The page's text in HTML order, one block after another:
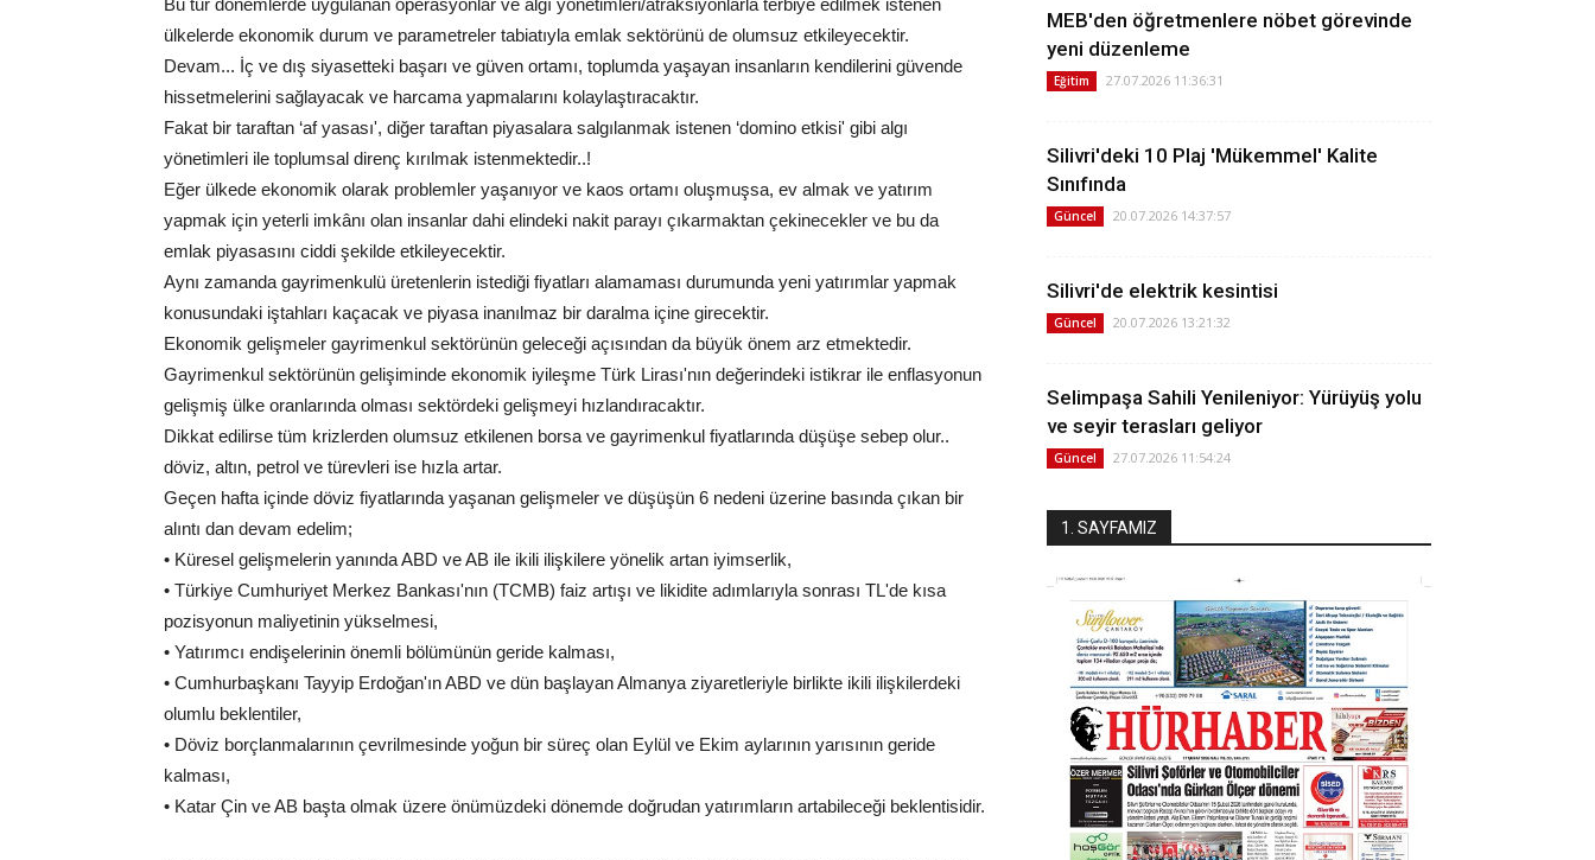
Bu tür dönemlerde uygulanan operasyonlar ve algı yönetimleri/atraksiyonlarla terbiye edilmek istenen
ülkelerde ekonomik durum ve parametreler tabiatıyla emlak sektörünü de olumsuz etkileyecektir.
Devam... İç ve dış siyasetteki başarı ve güven ortamı, toplumda yaşayan insanların kendilerini güvende
hissetmelerini sağlayacak ve harcama yapmalarını kolaylaştıracaktır.
Fakat bir taraftan ‘af yasası', diğer taraftan piyasalara salgılanmak istenen ‘domino etkisi' gibi algı
yönetimleri ile toplumsal direnç kırılmak istenmektedir..!
Eğer ülkede ekonomik olarak problemler yaşanıyor ve kaos ortamı oluşmuşsa, ev almak ve yatırım
yapmak için yeterli imkânı olan insanlar dahi elindeki nakit parayı çıkarmaktan çekinecekler ve bu da
emlak piyasasını ciddi şekilde etkileyecektir.
Aynı zamanda gayrimenkulü üretenlerin istediği fiyatları alamaması durumunda yeni yatırımlar yapmak
konusundaki iştahları kaçacak ve piyasa inanılmaz bir daralma içine girecektir.
Ekonomik gelişmeler gayrimenkul sektörünün geleceği açısından da büyük önem arz etmektedir.
Gayrimenkul sektörünün gelişiminde ekonomik iyileşme Türk Lirası'nın değerindeki istikrar ile enflasyonun
gelişmiş ülke oranlarında olması sektördeki gelişmeyi hızlandıracaktır.
Dikkat edilirse tüm krizlerden olumsuz etkilenen borsa ve gayrimenkul fiyatlarında düşüşe sebep olur..
döviz, altın, petrol ve türevleri ise hızla artar.
Geçen hafta içinde döviz fiyatlarında yaşanan gelişmeler ve düşüşün 6 nedeni üzerine basında çıkan bir
alıntı dan devam edelim;
• Küresel gelişmelerin yanında ABD ve AB ile ikili ilişkilere yönelik artan iyimserlik,
• Türkiye Cumhuriyet Merkez Bankası'nın (TCMB) faiz artışı ve likidite adımlarıyla sonrası TL'de kısa
pozisyonun maliyetinin yükselmesi,
• Yatırımcı endişelerinin önemli bölümünün geride kalması,
• Cumhurbaşkanı Tayyip Erdoğan'ın ABD ve dün başlayan Almanya ziyaretleriyle birlikte ikili ilişkilerdeki
olumlu beklentiler,
• Döviz borçlanmalarının çevrilmesinde yoğun bir süreç olan Eylül ve Ekim aylarının yarısının geride
kalması,
• Katar Çin ve AB başta olmak üzere önümüzdeki dönemde doğrudan yatırımların artabileceği beklentisidir.
MEB'den öğretmenlere nöbet görevinde
yeni düzenleme
Eğitim 27.07.2026 11:36:31
Silivri'deki 10 Plaj 'Mükemmel' Kalite
Sınıfında
Güncel 20.07.2026 14:37:57
Silivri'de elektrik kesintisi
Güncel 20.07.2026 13:21:32
Selimpaşa Sahili Yenileniyor: Yürüyüş yolu
ve seyir terasları geliyor
Güncel 27.07.2026 11:54:24
1. SAYFAMIZ